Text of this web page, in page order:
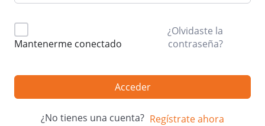
Mantenerme conectado
¿Olvidaste la
contraseña?
Acceder
¿No tienes una cuenta? Regístrate ahora